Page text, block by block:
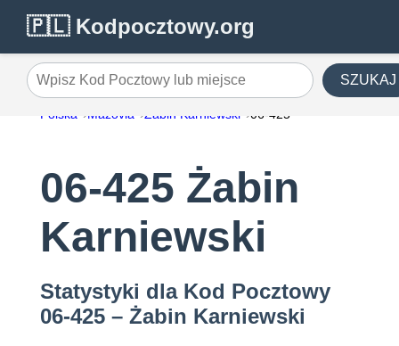
🇵🇱 Kodpocztowy.org
Wpisz Kod Pocztowy lub miejsce SZUKAJ
Polska Mazovia Żabin Karniewski 06-425
06-425 Żabin
Karniewski
Statystyki dla Kod Pocztowy
06-425 – Żabin Karniewski